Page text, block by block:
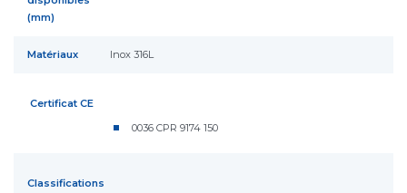
(mm)
Matériaux Inox 316L
Certificat CE
0036 CPR 9174 150
Classifications